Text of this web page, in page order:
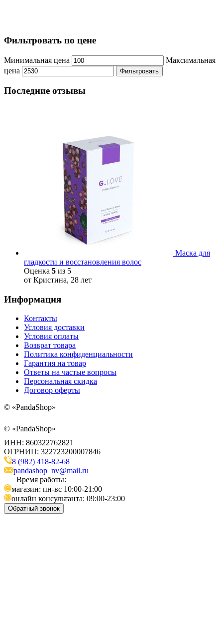
Фильтровать по цене
Минимальная цена
Максимальная
цена
Фильтровать
Последние отзывы
Маска для
гладкости и восстановления волос
Оценка 5 из 5
от Кристина, 28 лет
Информация
Контакты
Условия доставки
Условия оплаты
Возврат товара
Политика конфиденциальности
Гарантия на товар
Ответы на частые вопросы
Персональная скидка
Договор оферты
© «PandaShop»
© «PandaShop»
ИНН: 860322762821
ОГРНИП: 322723200007846
8 (982) 418-82-68
pandashop_nv@mail.ru
Время работы:
магазин: пн-вс 10:00-21:00
онлайн консультанта: 09:00-23:00
Обратный звонок